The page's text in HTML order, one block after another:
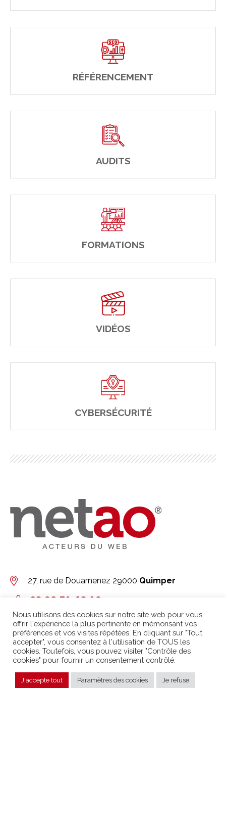
RÉFÉRENCEMENT
AUDITS
FORMATIONS
VIDÉOS
CYBERSÉCURITÉ
27, rue de Douarnenez 29000 Quimper
02 98 51 42 19
Contact
Retrouvez nous sur Linkedin
Agence Web
Quimper
Les experts de netao
ont obtenu les
Nous utilisons des cookies sur notre site web pour vous
offrir l'expérience la plus pertinente en mémorisant vos
préférences et vos visites répétées. En cliquant sur "Tout
accepter", vous consentez à l'utilisation de TOUS les
cookies. Toutefois, vous pouvez visiter "Contrôle des
cookies" pour fournir un consentement contrôlé.
J'accepte tout Paramètres des cookies Je refuse